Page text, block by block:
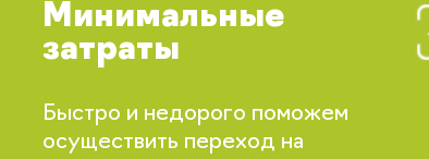
Минимальные
затраты
Быстро и недорого поможем
осуществить переход на
Вы сможете отслеживать статус своих